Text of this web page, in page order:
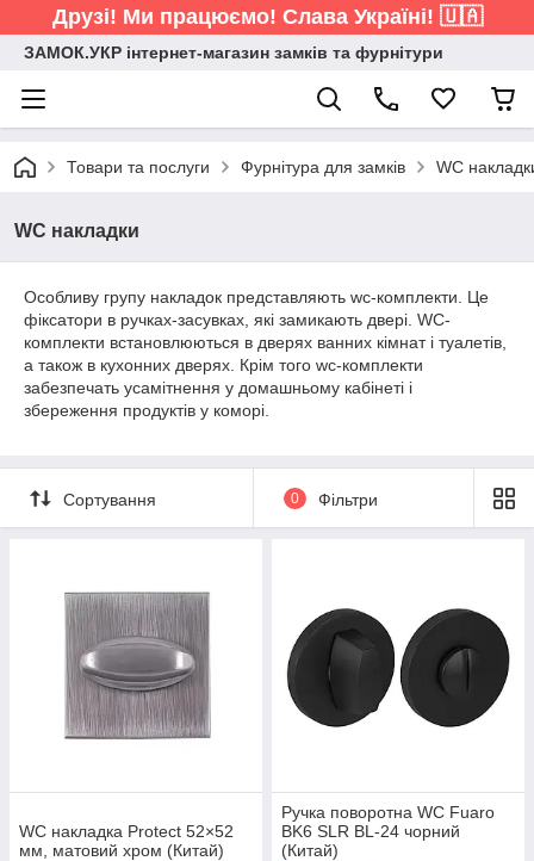
Друзі! Ми працюємо! Слава Україні! 🇺🇦
ЗАМОК.УКР інтернет-магазин замків та фурнітури
Товари та послуги Фурнітура для замків WC
WC накладки
Особливу групу накладок представляють wc-комплекти. Це
фіксатори в ручках-засувках, які замикають двері. WC-
комплекти встановлюються в дверях ванних кімнат і туалетів,
а також в кухонних дверях. Крім того wc-комплекти
забезпечать усамітнення у домашньому кабінеті і
збереження продуктів у коморі.
Сортування 0 Фільтри
WC накладка Protect 52×52
мм, матовий хром (Китай)
Ручка поворотна WC Fuaro
BK6 SLR BL-24 чорний
(Китай)